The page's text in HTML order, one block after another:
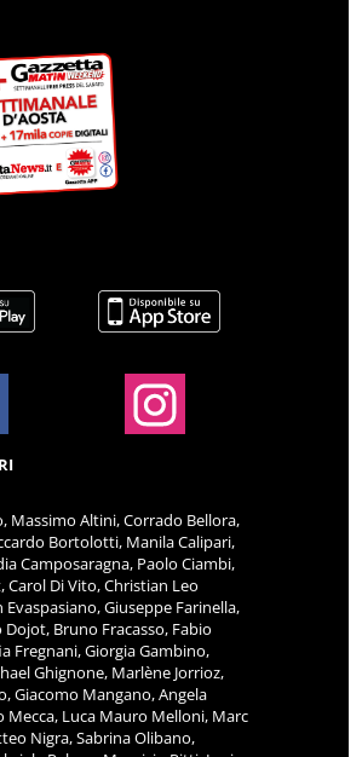
Massimo Altini, Corrado Bellora,
Bortolotti, Manila Calipari,
Camposaragna, Paolo Ciambi,
Carol Di Vito, Christian Leo
Giuseppe Farinella,
Bruno Fracasso, Fabio
Fregnani, Giorgia Gambino,
Ghignone, Marlène Jorrioz,
Giacomo Mangano, Angela
Mecca, Luca Mauro Melloni, Marc
Nigra, Sabrina Olibano,